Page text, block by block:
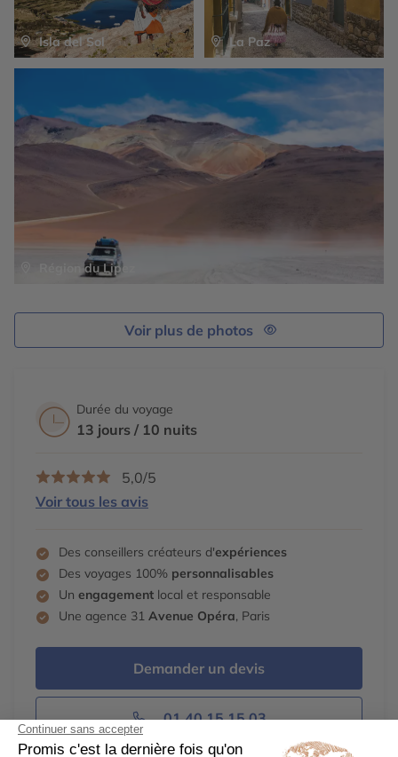
Région du Lipez
Isla del Sol La Paz
Voir plus de photos
Durée du voyage
13 jours / 10 nuits
5,0/5
Voir tous les avis
Des conseillers créateurs d'expériences
Des voyages 100% personnalisables
Un engagement local et responsable
Une agence 31 Avenue Opéra, Paris
Demander un devis
01 40 15 15 03